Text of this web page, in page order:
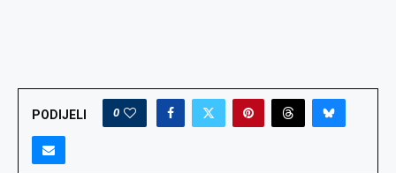
PODIJELI 0